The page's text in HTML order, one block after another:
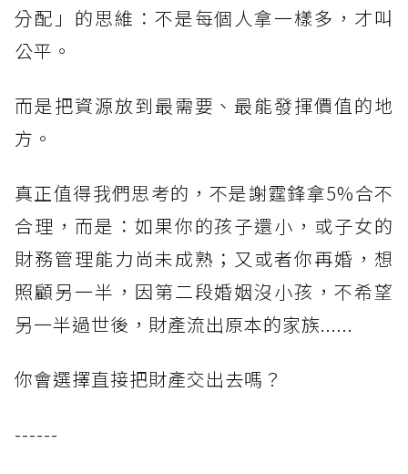
分配」的思維：不是每個人拿一樣多，才叫
公平。
而是把資源放到最需要、最能發揮價值的地
方。
真正值得我們思考的，不是謝霆鋒拿5%合不
合理，而是：如果你的孩子還小，或子女的
財務管理能力尚未成熟；又或者你再婚，想
照顧另一半，因第二段婚姻沒小孩，不希望
另一半過世後，財產流出原本的家族......
你會選擇直接把財產交出去嗎？
------